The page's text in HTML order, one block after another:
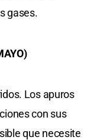
gases.
Los apuros
con sus
que necesite